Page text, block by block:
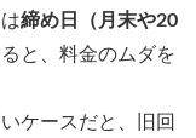
締め日（月末や20
と、料金のムダを
ケースだと、旧回